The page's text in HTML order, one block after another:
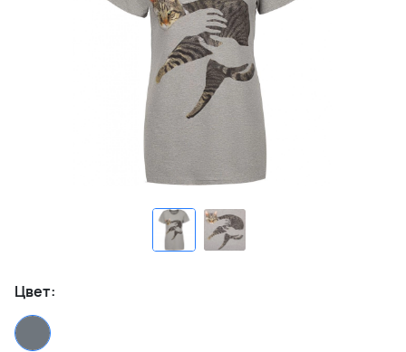
Цвет: